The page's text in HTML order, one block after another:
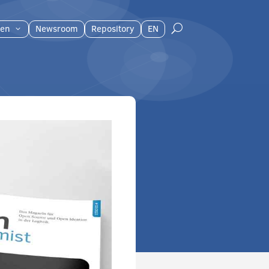
3 Newsroom Repository EN U